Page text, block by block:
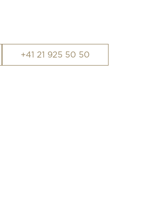
+41 21 925 50 50